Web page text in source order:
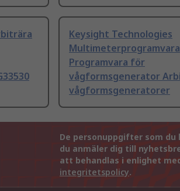
Keysight Technologies
Multimeterprogramvara
Programvara för
vågformsgenerator
vågformsgeneratorer
De personuppgifter som du
du anmäler dig till
att behandlas i enlighet
integritetspolicy.